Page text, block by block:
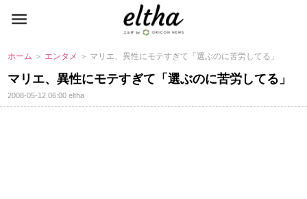
ホーム ＞ エンタメ ＞ マリエ、異性にモテすぎて「選ぶのに苦労してる」
マリエ、異性にモテすぎて「選ぶのに苦労してる」
2008-05-12 06:00eltha